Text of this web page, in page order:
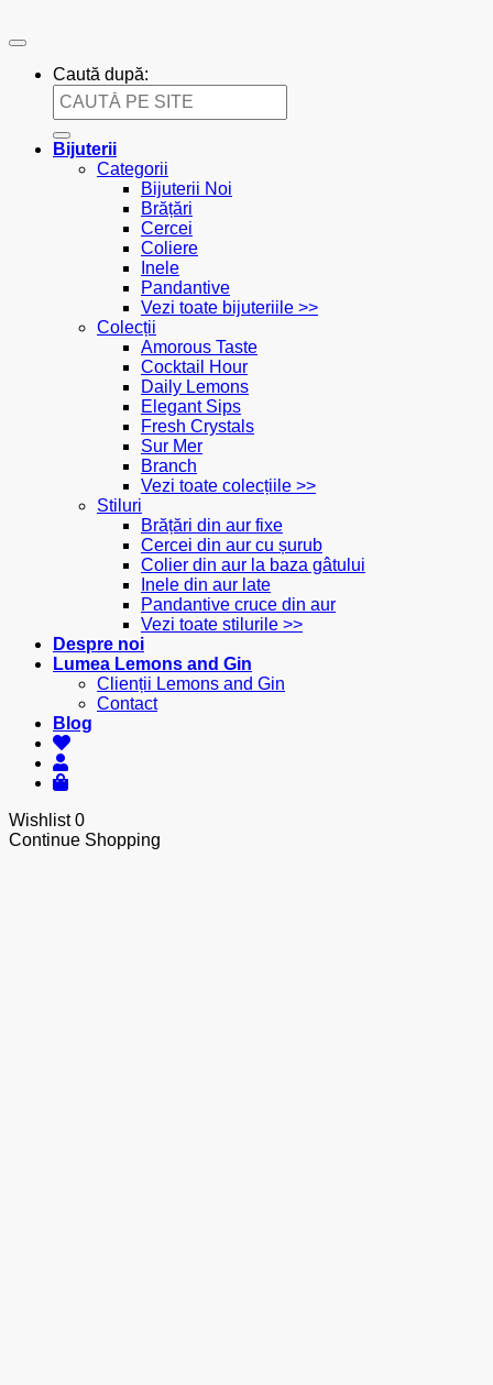
Caută după:
Bijuterii
Categorii
Bijuterii Noi
Brățări
Cercei
Coliere
Inele
Pandantive
Vezi toate bijuteriile >>
Colecții
Amorous Taste
Cocktail Hour
Daily Lemons
Elegant Sips
Fresh Crystals
Sur Mer
Branch
Vezi toate colecțiile >>
Stiluri
Brățări din aur fixe
Cercei din aur cu șurub
Colier din aur la baza gâtului
Inele din aur late
Pandantive cruce din aur
Vezi toate stilurile >>
Despre noi
Lumea Lemons and Gin
Clienții Lemons and Gin
Contact
Blog
Wishlist0
Continue Shopping